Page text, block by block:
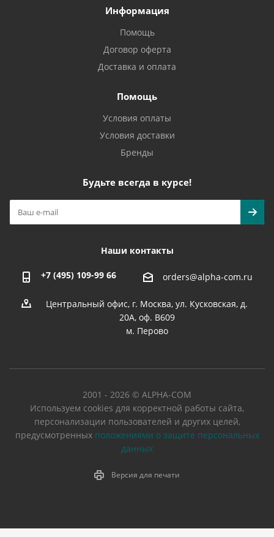
Информация
Помощь
Договор оферта
Доставка и оплата
Помощь
Условия оплаты
Условия доставки
Бренды
Будьте всегда в курсе!
Наши контакты
+7 (495) 109-99 66 orders@alpha-com.ru
Центральный офис, г. Москва, ул. Кусковская, д.
20А, оф. В609
м. Перово
2001 - 2026 © ALPHA-COM
Используем cookies для корректной работы сайта,
персонализации пользователей и других целей,
предусмотренных положениями о защите персональных
данных
Версия для печати